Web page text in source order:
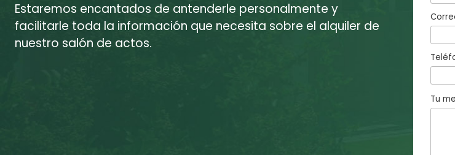
Estaremos encantados de antenderle personalmente y
facilitarle toda la información que necesita sobre el alquiler de
nuestro salón de actos.
Tu